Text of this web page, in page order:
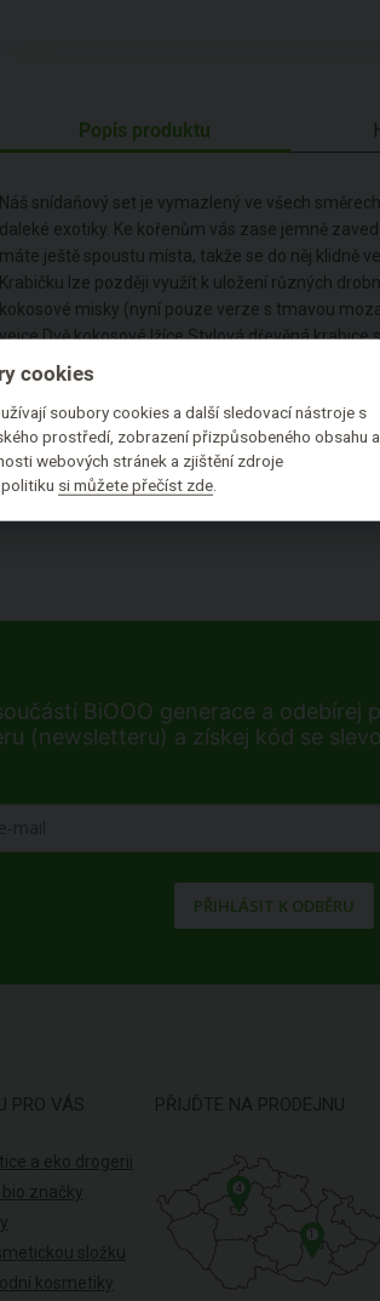
Popis produktu
Náš snídaňový set je vymazlený ve všech
daleké exotiky. Ke kořenům vás zase jemně
máte ještě spoustu místa, takže se do něj klidně
Krabičku lze později využít k uložení různých
kokosové misky (nyní pouze verze s tmavou
vejce Dvě kokosové lžíce Stylová dřevěná
Upozornění: Popisek může obsahovat chyby,
nás prosím jednou z následujících možností -
BiOOO generace a odebírej
(newsletteru) a získej kód se
PŘIHLÁSIT K ODBĚRU
PRO VÁS
a eko drogerii
bio značky
složku
kosmetiky
PŘIJĎTE NA PRODEJNU
4
cookies
soubory cookies a další sledovací nástroje s
prostředí, zobrazení přizpůsobeného obsahu a
webových stránek a zjištění zdroje
si můžete přečíst zde